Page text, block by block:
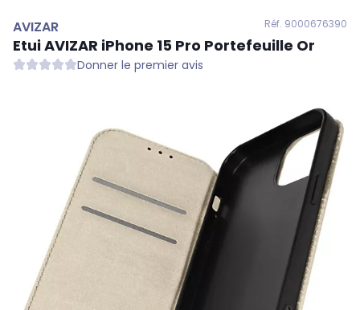
AVIZAR Réf. 9000676390
EtuiAVIZAR iPhone 15 Pro Portefeuille Or
Donner le premier avis